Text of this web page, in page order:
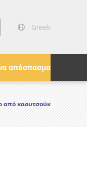
Greek
απόσπασμα
από καουτσούκ